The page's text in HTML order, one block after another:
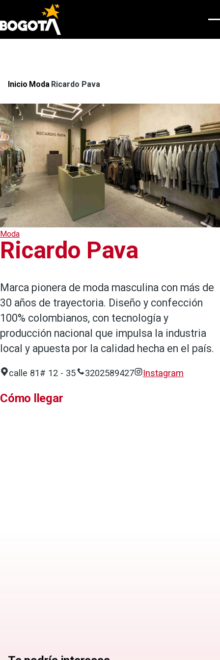
Pasar al contenido principal
Ruta
de
navegación
Inicio Moda Ricardo Pava
Moda
Ricardo Pava
Marca pionera de moda masculina con más de
30 años de trayectoria. Diseño y confección
100% colombianos, con tecnología y
producción nacional que impulsa la industria
local y apuesta por la calidad hecha en el país.
calle 81# 12 - 35 3202589427 Instagram
Cómo llegar